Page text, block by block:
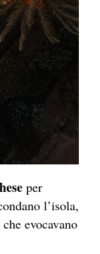
per
l’isola,
evocavano